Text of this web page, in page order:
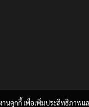
านคุกกี้ เพื่อเพิ่มประสิทธิภาพ